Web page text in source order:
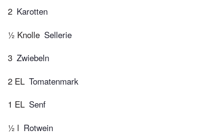
2 Karotten
½ Knolle Sellerie
3 Zwiebeln
2 EL Tomatenmark
1 EL Senf
½ l Rotwein